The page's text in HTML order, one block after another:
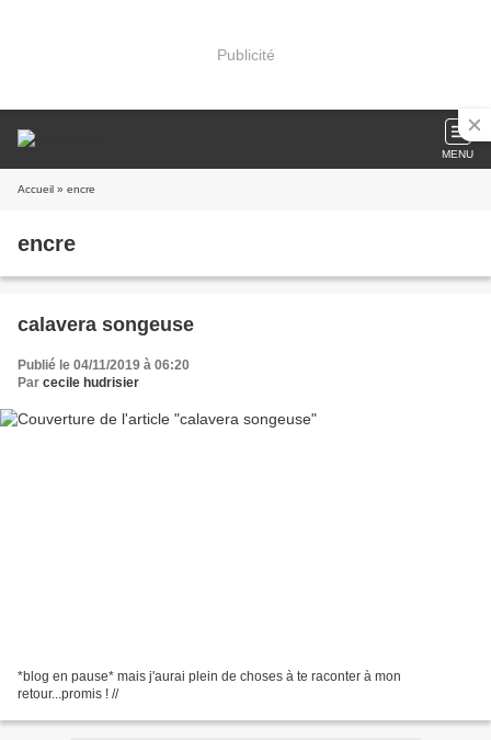
Publicité
MENU
Accueil » encre
encre
calavera songeuse
Publié le 04/11/2019 à 06:20
Par cecile hudrisier
*blog en pause* mais j'aurai plein de choses à te raconter à mon
retour...promis ! //